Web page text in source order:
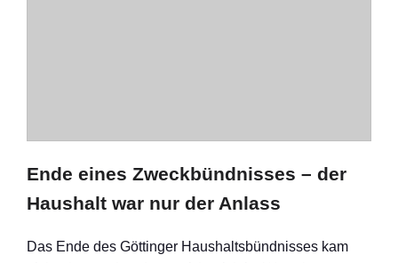
Ende eines Zweckbündnisses – der
Haushalt war nur der Anlass
Das Ende des Göttinger Haushaltsbündnisses kam